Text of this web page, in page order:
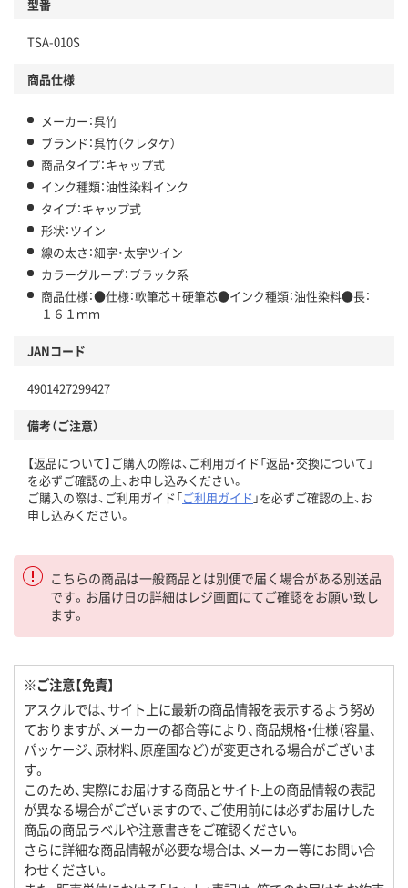
型番
TSA-010S
商品仕様
メーカー：呉竹
ブランド：呉竹（クレタケ）
商品タイプ：キャップ式
インク種類：油性染料インク
タイプ：キャップ式
形状：ツイン
線の太さ：細字・太字ツイン
カラーグループ：ブラック系
商品仕様：●仕様：軟筆芯＋硬筆芯●インク種類：油性染料●長：
１６１ｍｍ
JANコード
4901427299427
備考（ご注意）
【返品について】ご購入の際は、ご利用ガイド「返品・交換について」
を必ずご確認の上、お申し込みください。
ご購入の際は、ご利用ガイド「ご利用ガイド 」を必ずご確認の上、お
申し込みください。
こちらの商品は一般商品とは別便で届く場合がある別送品
です。お届け日の詳細はレジ画面にてご確認をお願い致し
ます。
※ご注意【免責】
アスクルでは、サイト上に最新の商品情報を表示するよう努め
ておりますが、メーカーの都合等により、商品規格・仕様（容量、
パッケージ、原材料、原産国など）が変更される場合がございま
す。
このため、実際にお届けする商品とサイト上の商品情報の表記
が異なる場合がございますので、ご使用前には必ずお届けした
商品の商品ラベルや注意書きをご確認ください。
さらに詳細な商品情報が必要な場合は、メーカー等にお問い合
わせください。